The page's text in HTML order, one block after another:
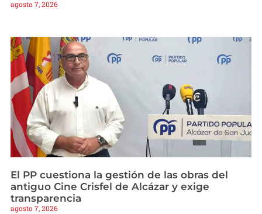
agosto 7, 2026
El PP cuestiona la gestión de las obras del
antiguo Cine Crisfel de Alcázar y exige
transparencia
agosto 7, 2026